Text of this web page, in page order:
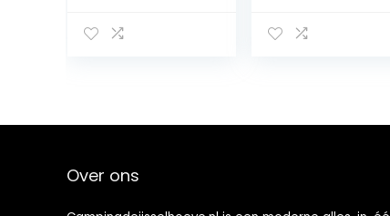
vrije waterblaas,
fietsen
ml drinkfles voor
Over ons